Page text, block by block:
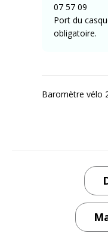
07 57 09
Port du
obligatoire.
Baromètre vélo